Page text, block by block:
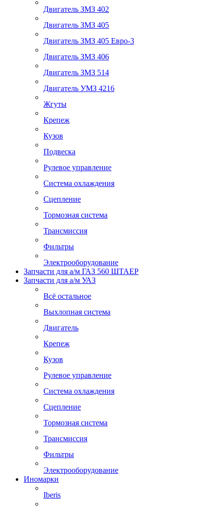
Двигатель ЗМЗ 402
Двигатель ЗМЗ 405
Двигатель ЗМЗ 405 Евро-3
Двигатель ЗМЗ 406
Двигатель ЗМЗ 514
Двигатель УМЗ 4216
Жгуты
Крепеж
Кузов
Подвеска
Рулевое управление
Система охлаждения
Сцепление
Тормозная система
Трансмиссия
Фильтры
Электрооборудование
Запчасти для а/м ГАЗ 560 ШТАЕР
Запчасти для а/м УАЗ
Всё остальное
Выхлопная система
Двигатель
Крепеж
Кузов
Рулевое управление
Система охлаждения
Сцепление
Тормозная система
Трансмиссия
Фильтры
Электрооборудование
Иномарки
Iberis